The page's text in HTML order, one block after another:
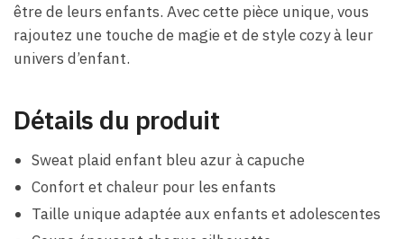
être de leurs enfants. Avec cette pièce unique, vous
rajoutez une touche de magie et de style cozy à leur
univers d’enfant.
Détails du produit
Sweat plaid enfant bleu azur à capuche
Confort et chaleur pour les enfants
Taille unique adaptée aux enfants et adolescentes